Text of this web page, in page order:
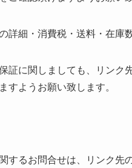
詳細・消費税・送料・在庫
証に関しましても、リンク
すようお願い致します。
するお問合せは、リンク先